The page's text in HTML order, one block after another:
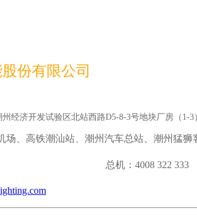
光能股份有限
经济开发试验区北站西路D5-8-3号地块厂房（1-3
场、高铁潮汕站、潮州汽车总站、潮州猛狮
总机：4008 322 333